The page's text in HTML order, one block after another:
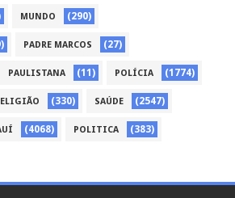
MUNDO (290)
PADRE MARCOS (27)
PAULISTANA (11) POLÍCIA (1774)
(330) SAÚDE (2547)
(4068) POLITICA (383)